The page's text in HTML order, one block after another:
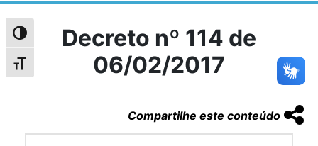
Alternar alto contraste
Alternar tamanho da fonte
Decreto nº 114 de
06/02/2017
Compartilhe este conteúdo